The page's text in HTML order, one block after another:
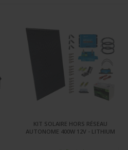
KIT SOLAIRE HORS RÉSEAU
AUTONOME 400W 12V - LITHIUM